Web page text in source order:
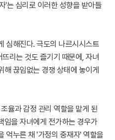
'는 심리로 이러한 성향을 받아들
심해진다. 극도의 나르시시스트
리는 것도 즐기기 때문에, 자녀
끊임없는 경쟁 상태에 놓이게
율과 감정 관리 역할을 맡게 된
임을 자녀에게 전가하는 경우가
억누른 채 '가정의 중재자' 역할을